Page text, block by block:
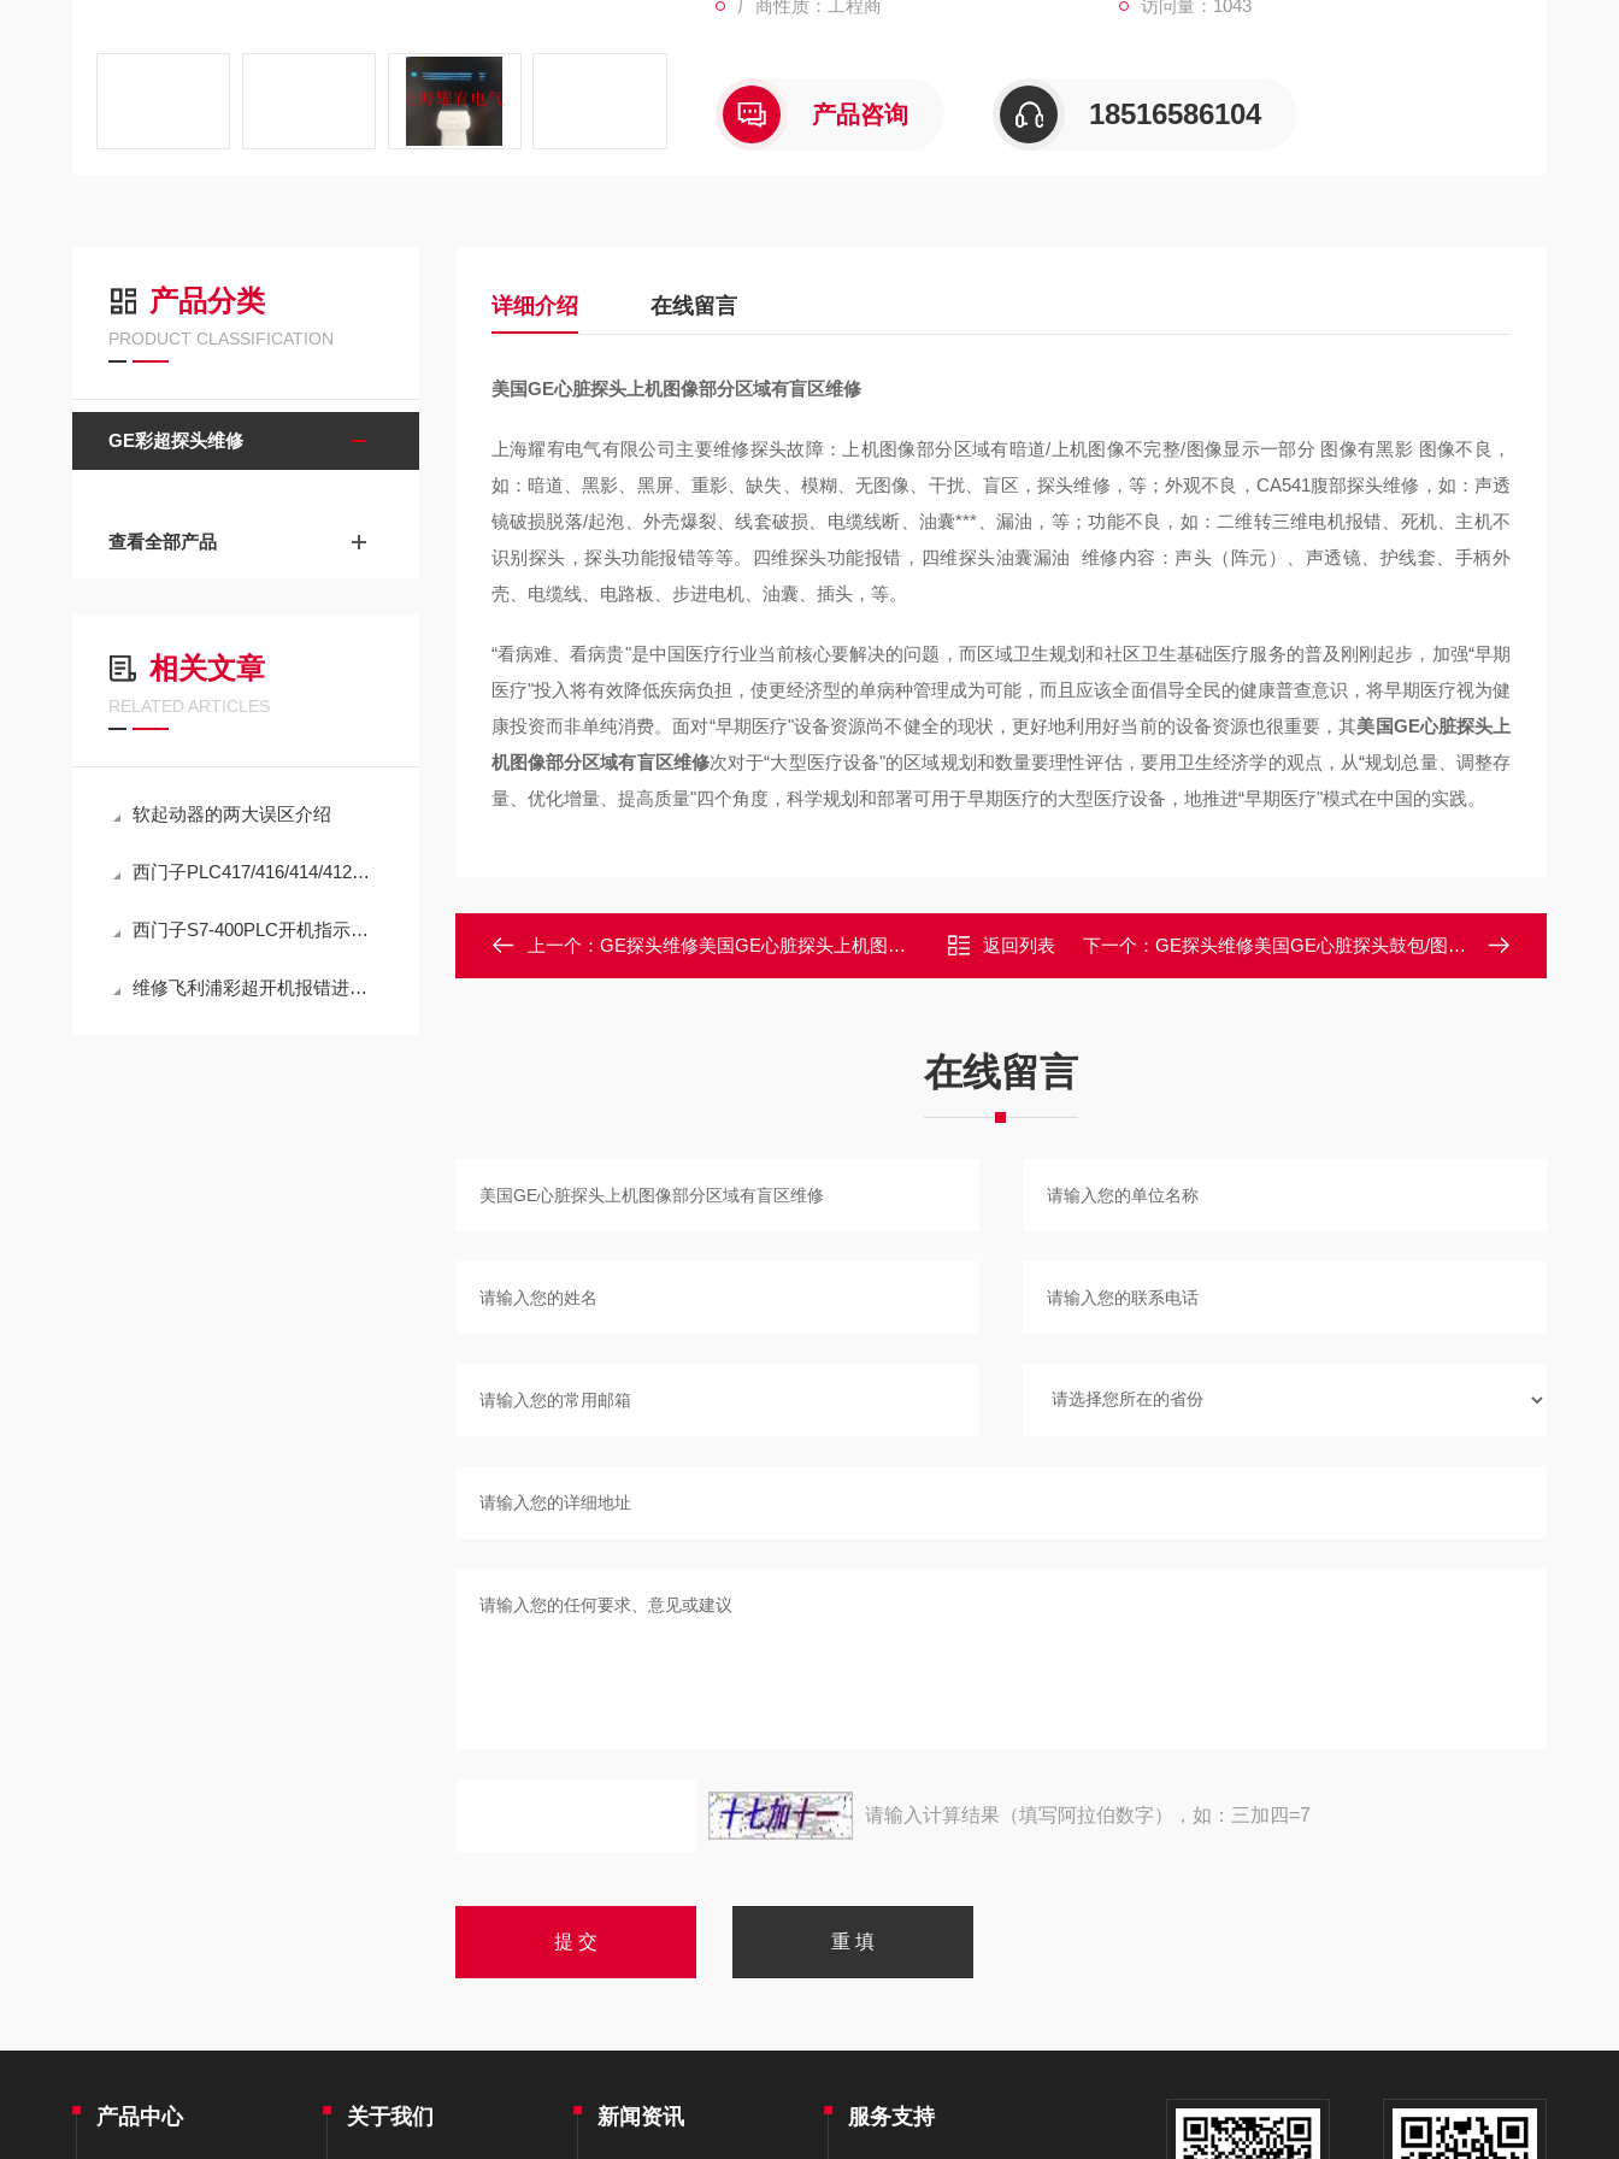
厂商性质：工程商 访问量：1043
产品咨询 18516586104
产品分类
PRODUCT CLASSIFICATION
GE彩超探头维修
查看全部产品
相关文章
RELATED ARTICLES
软起动器的两大误区介绍
西门子PLC417/416/414/412开机指示灯全亮全闪维修方法
西门子S7-400PLC开机指示灯全部闪烁启动不了（包修好）
维修飞利浦彩超开机报错进不去系统（包修好故障）
详细介绍 在线留言
美国GE心脏探头上机图像部分区域有盲区维修
上海耀宥电气有限公司主要维修探头故障：上机图像部分区域有暗道/上机图像不完整/图像显示一部分 图像有黑影 图像不良，
如：暗道、黑影、黑屏、重影、缺失、模糊、无图像、干扰、盲区，探头维修，等；外观不良，CA541腹部探头维修，如：声透
镜破损脱落/起泡、外壳爆裂、线套破损、电缆线断、油囊***、漏油，等；功能不良，如：二维转三维电机报错、死机、主机不
识别探头，探头功能报错等等。四维探头功能报错，四维探头油囊漏油 维修内容：声头（阵元）、声透镜、护线套、手柄外
壳、电缆线、电路板、步进电机、油囊、插头，等。
“看病难、看病贵"是中国医疗行业当前核心要解决的问题，而区域卫生规划和社区卫生基础医疗服务的普及刚刚起步，加强“早期
医疗"投入将有效降低疾病负担，使更经济型的单病种管理成为可能，而且应该全面倡导全民的健康普查意识，将早期医疗视为健
康投资而非单纯消费。面对“早期医疗"设备资源尚不健全的现状，更好地利用好当前的设备资源也很重要，其美国GE心脏探头上
机图像部分区域有盲区维修次对于“大型医疗设备"的区域规划和数量要理性评估，要用卫生经济学的观点，从“规划总量、调整存
量、优化增量、提高质量"四个角度，科学规划和部署可用于早期医疗的大型医疗设备，地推进“早期医疗"模式在中国的实践。
上一个： GE探头维修美国GE心脏探头上机图像部分区域有干扰维修 返回列表 下一个： GE探头维修美国GE心脏探头鼓包/图像缺失一部分维修
在线留言
请输入计算结果（填写阿拉伯数字），如：三加四=7
产品中心 关于我们 新闻资讯 服务支持